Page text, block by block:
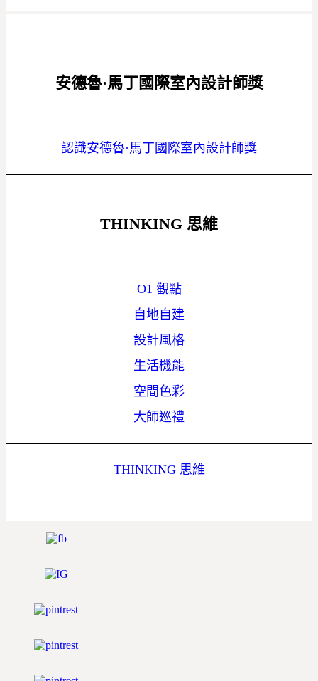
安德魯·馬丁國際室內設計師獎
認識安德魯·馬丁國際室內設計師獎
THINKING 思維
O1 觀點
自地自建
設計風格
生活機能
空間色彩
大師巡禮
THINKING 思維